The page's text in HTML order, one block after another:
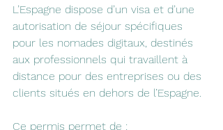
L’Espagne dispose d’un visa et d’une
autorisation de séjour spécifiques
pour les nomades digitaux, destinés
aux professionnels qui travaillent à
distance pour des entreprises ou des
clients situés en dehors de l’Espagne.
Ce permis permet de :